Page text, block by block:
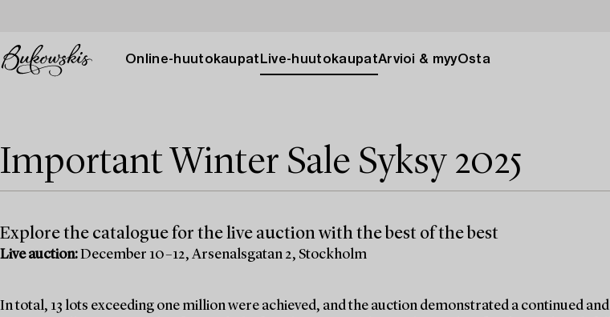
Online-huutokaupat Live-huutokaupatArvioi & myyOsta
Important Winter Sale Syksy 2025
Explore the catalogue for the live auction with the best of the best
Live auction:December 10–12, Arsenalsgatan 2, Stockholm
In total, 13 lots exceeding one million were achieved, and the auction demonstrated a continued and